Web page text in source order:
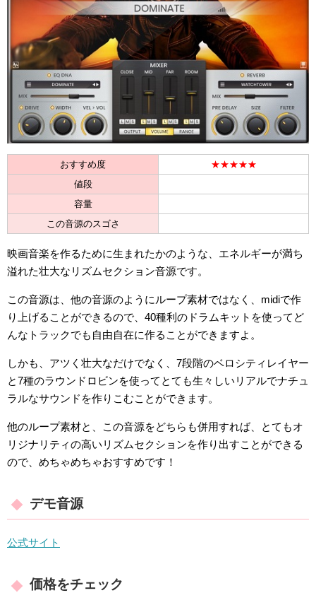
おすすめ度
★★★★★
値段
容量
この音源のスゴさ
映画音楽を作るために生まれたかのような、エネルギーが満ち
溢れた壮大なリズムセクション音源です。
この音源は、他の音源のようにループ素材ではなく、midiで作
り上げることができるので、40種利のドラムキットを使ってど
んなトラックでも自由自在に作ることができますよ。
しかも、アツく壮大なだけでなく、7段階のベロシティレイヤー
と7種のラウンドロビンを使ってとても生々しいリアルでナチュ
ラルなサウンドを作りこむことができます。
他のループ素材と、この音源をどちらも併用すれば、とてもオ
リジナリティの高いリズムセクションを作り出すことができる
ので、めちゃめちゃおすすめです！
デモ音源
公式サイト
価格をチェック